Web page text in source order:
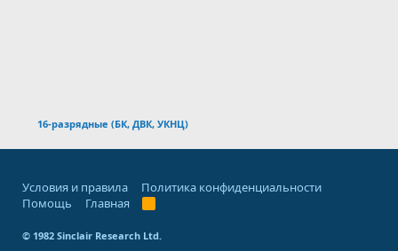
16-разрядные (БК, ДВК, УКНЦ)
Условия и правила
Политика конфиденциальности
Помощь
Главная
R
© 1982 Sinclair Research Ltd.